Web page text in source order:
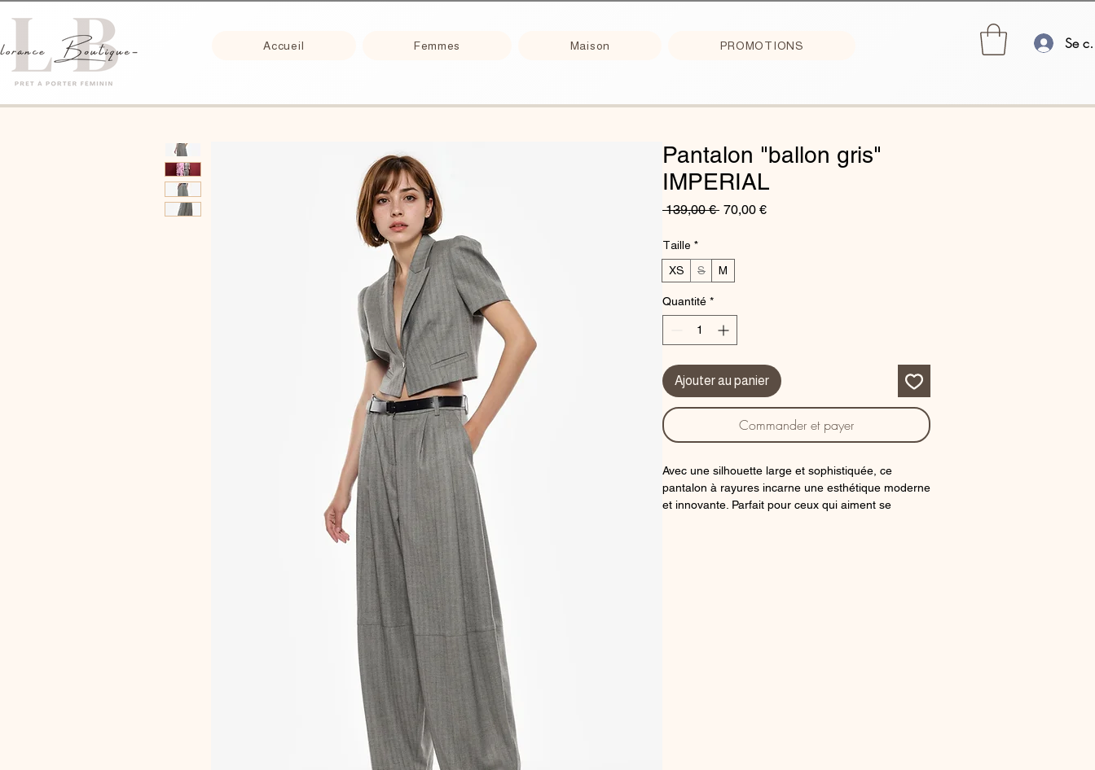
Accueil Femmes Maison PROMOTIONS Se
Pantalon "ballon gris"
IMPERIAL
139,00 € Prix
70,00 €Prix
Taille *
XS
S M
Quantité *
Ajouter au panier
Commander et payer
Avec une silhouette large et sophistiquée, ce
pantalon à rayures incarne une esthétique moderne
et innovante. Parfait pour ceux qui aiment se